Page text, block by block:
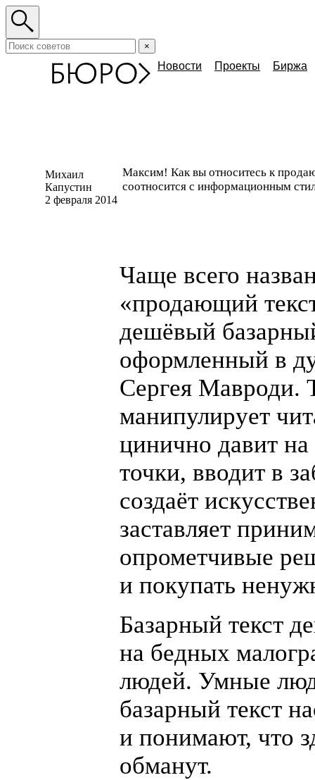
×
Новости Проекты Биржа
Михаил
Капустин
2 февраля 2014
Максим! Как вы относитесь к
соотносится с информационным
Чаще всего
«продающий
дешёвый
оформленный в
Сергея Мавроди.
манипулирует
цинично давит
точки, вводит в
создаёт
заставляет
опрометчивые
и покупать
Базарный текст
на бедных
людей. Умные
базарный текст
и понимают, что
обманут.